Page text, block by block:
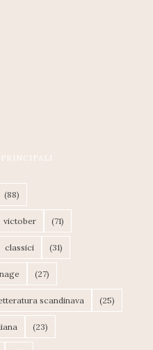
(88)
victober (71)
classici (31)
(27)
scandinava (25)
(23)